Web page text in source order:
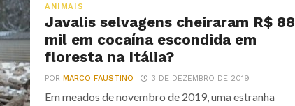
ANIMAIS
Javalis selvagens cheiraram R$ 88
mil em cocaína escondida em
floresta na Itália?
PORMARCO FAUSTINO 3 DE DEZEMBRO DE 2019
Em meados de novembro de 2019, uma estranha